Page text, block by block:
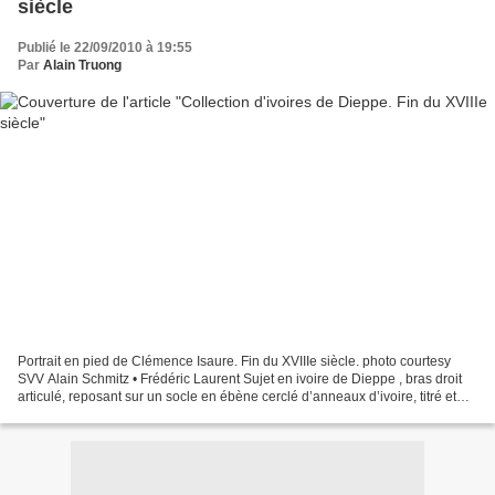
siècle
Publié le 22/09/2010 à 19:55
Par Alain Truong
Portrait en pied de Clémence Isaure. Fin du XVIIIe siècle. photo courtesy
SVV Alain Schmitz • Frédéric Laurent Sujet en ivoire de Dieppe , bras droit
articulé, reposant sur un socle en ébène cerclé d’anneaux d’ivoire, titré et